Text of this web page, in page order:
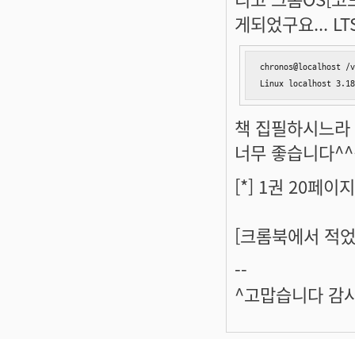
게되었구요...
chronos@localhost /
Linux localhost
책 집필하시느
너무 좋습니다
[*] 1권 20페이
[크롬북에서 적
--
^고맙습니다 감